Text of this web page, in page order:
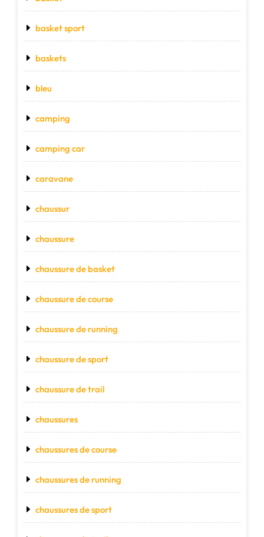
basket sport
baskets
bleu
camping
camping car
caravane
chaussur
chaussure
chaussure de basket
chaussure de course
chaussure de running
chaussure de sport
chaussure de trail
chaussures
chaussures de course
chaussures de running
chaussures de sport